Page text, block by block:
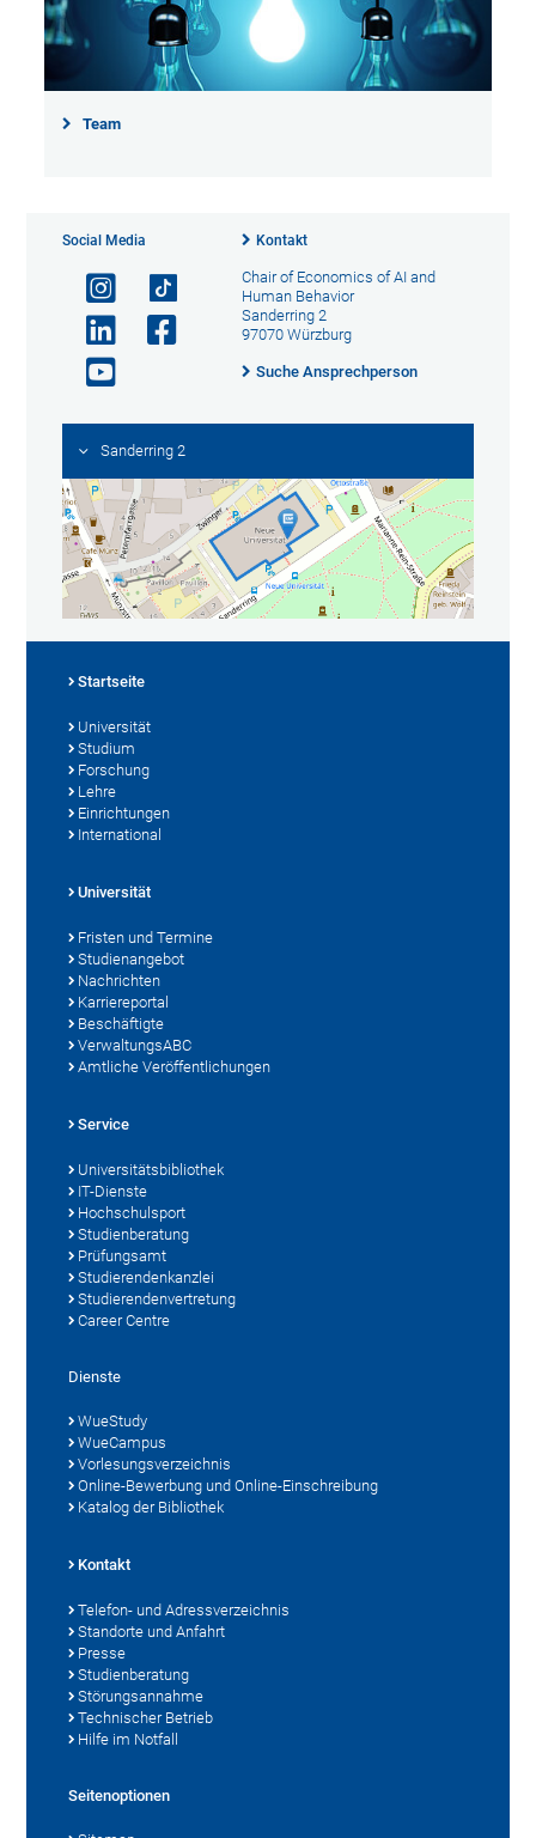
Team
Social Media Kontakt
Chair of Economics of AI and
Human Behavior
Sanderring 2
97070 Würzburg
Suche Ansprechperson
Sanderring 2
Startseite
Universität
Studium
Forschung
Lehre
Einrichtungen
International
Universität
Fristen und Termine
Studienangebot
Nachrichten
Karriereportal
Beschäftigte
VerwaltungsABC
Amtliche Veröffentlichungen
Service
Universitätsbibliothek
IT-Dienste
Hochschulsport
Studienberatung
Prüfungsamt
Studierendenkanzlei
Studierendenvertretung
Career Centre
Dienste
WueStudy
WueCampus
Vorlesungsverzeichnis
Online-Bewerbung und Online-Einschreibung
Katalog der Bibliothek
Kontakt
Telefon- und Adressverzeichnis
Standorte und Anfahrt
Presse
Studienberatung
Störungsannahme
Technischer Betrieb
Hilfe im Notfall
Seitenoptionen